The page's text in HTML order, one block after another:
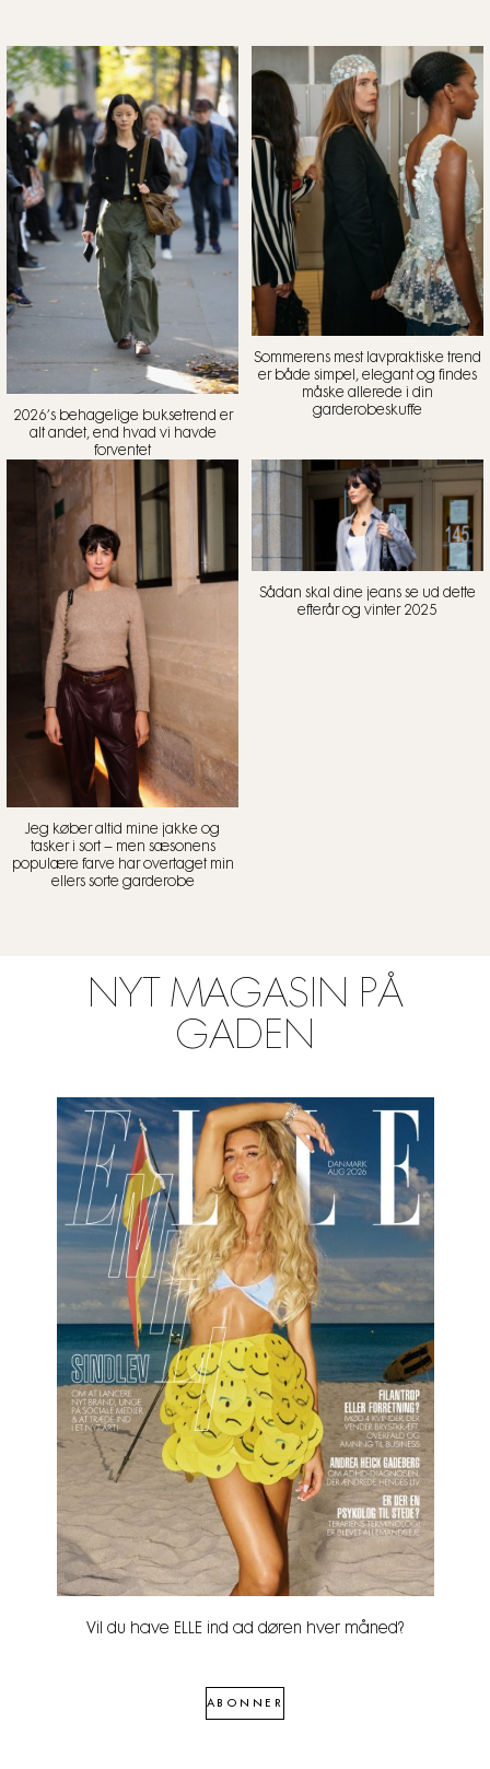
2026’s behagelige buksetrend er
alt andet, end hvad vi havde
forventet
Sommerens mest lavpraktiske trend
er både simpel, elegant og findes
måske allerede i din
garderobeskuffe
Jeg køber altid mine jakke og
tasker i sort – men sæsonens
populære farve har overtaget min
ellers sorte garderobe
Sådan skal dine jeans se ud dette
efterår og vinter 2025
NYT MAGASIN PÅ
GADEN
Vil du have ELLE ind ad døren hver måned?
ABONNER